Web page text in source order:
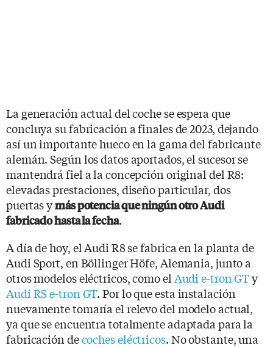
La generación actual del coche se espera que
concluya su fabricación a finales de 2023, dejando
así un importante hueco en la gama del fabricante
alemán. Según los datos aportados, el sucesor se
mantendrá fiel a la concepción original del R8:
elevadas prestaciones, diseño particular, dos
puertas ymás potencia que ningún otro Audi
fabricado hasta la fecha.
A día de hoy, el Audi R8 se fabrica en la planta de
Audi Sport, en Böllinger Höfe, Alemania, junto a
otros modelos eléctricos, como el Audi e-tron GTy
Audi RS e-tron GT. Por lo que esta instalación
nuevamente tomaría el relevo del modelo actual,
ya que se encuentra totalmente adaptada para la
fabricación decoches eléctricos. No obstante, una